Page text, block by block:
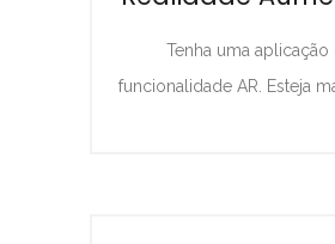
Tenha uma aplicação
funcionalidade AR. Esteja